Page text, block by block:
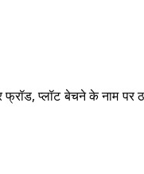
फ्रॉड, प्लॉट बेचने के नाम